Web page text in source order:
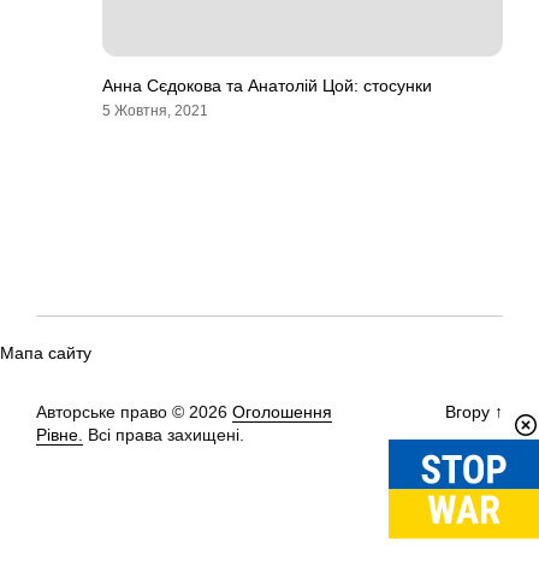
Анна Сєдокова та Анатолій Цой: стосунки
5 Жовтня, 2021
Мапа сайту
Авторське право © 2026 Оголошення
Рівне. Всі права захищені.
Вгору ↑